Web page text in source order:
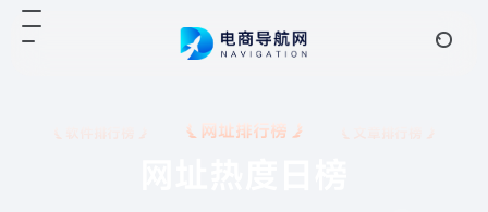
网址排行榜